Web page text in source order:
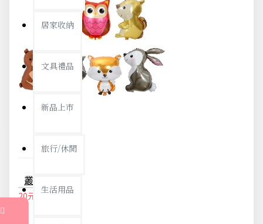
居家收納
文具禮品
新品上市
旅行/休閒
生活用品
20元 21元